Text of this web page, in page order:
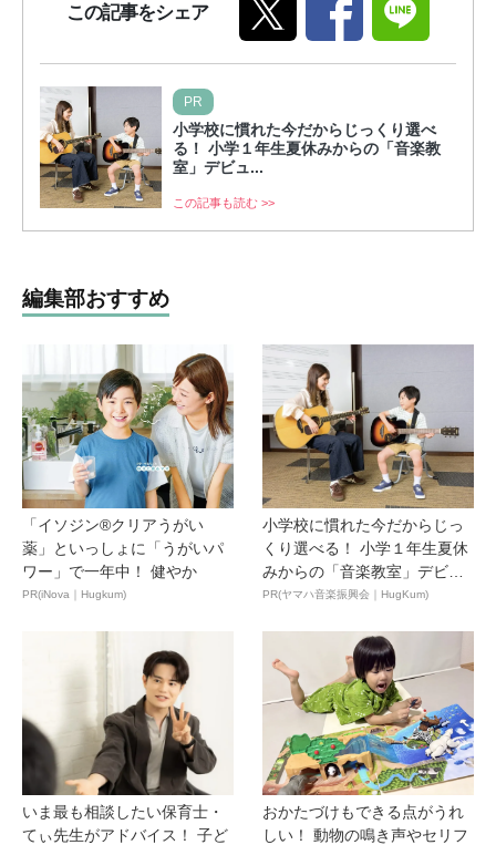
この記事をシェア
PR
小学校に慣れた今だからじっくり選べ
る！ 小学１年生夏休みからの「音楽教
室」デビュ...
この記事も読む >>
編集部おすすめ
「イソジン®クリアうがい
薬」といっしょに「うがいパ
ワー」で一年中！ 健やか
PR(iNova｜Hugkum)
小学校に慣れた今だからじっ
くり選べる！ 小学１年生夏休
みからの「音楽教室」デビ
ュ...
PR(ヤマハ音楽振興会｜HugKum)
いま最も相談したい保育士・
てぃ先生がアドバイス！ 子ど
おかたづけもできる点がうれ
しい！ 動物の鳴き声やセリフ